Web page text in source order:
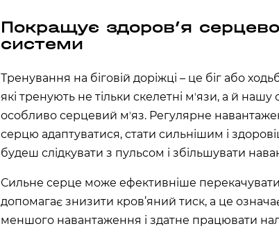
Покращує здоровʼя
системи
Тренування на біговій доріжці – це біг або
які тренують не тільки скелетні мʼязи, а й
особливо серцевий мʼяз. Регулярне
серцю адаптуватися, стати сильнішим і
будеш слідкувати з пульсом і збільшувати
Сильне серце може ефективніше
допомагає знизити кров’яний тиск, а це
меншого навантаження і здатне працювати